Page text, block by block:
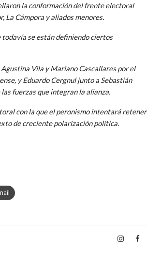
la conformación del frente electoral
La Cámpora y aliados menores.
todavía se están definiendo ciertos
Vila y Mariano Cascallares por el
y Eduardo Cergnul junto a Sebastián
fuerzas que integran la alianza.
con la que el peronismo intentará retener
de creciente polarización política.